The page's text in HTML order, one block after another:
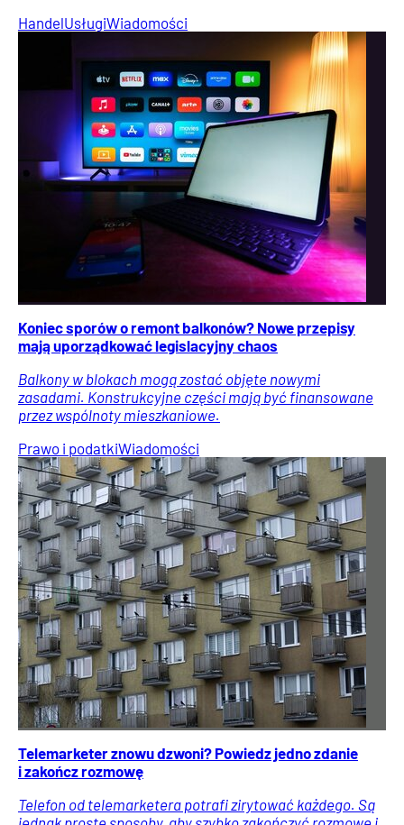
HandelUsługiWiadomości
Koniec sporów o remont balkonów? Nowe przepisy
mają uporządkować legislacyjny chaos
Balkony w blokach mogą zostać objęte nowymi
zasadami. Konstrukcyjne części mają być finansowane
przez wspólnoty mieszkaniowe.
Prawo i podatkiWiadomości
Telemarketer znowu dzwoni? Powiedz jedno zdanie
i zakończ rozmowę
Telefon od telemarketera potrafi zirytować każdego. Są